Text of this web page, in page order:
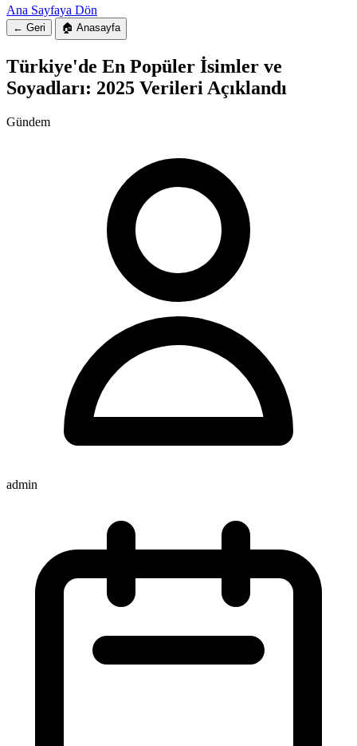
Ana Sayfaya Dön
← Geri 🏠 Anasayfa
Türkiye'de En Popüler İsimler ve
Soyadları: 2025 Verileri Açıklandı
Gündem
admin